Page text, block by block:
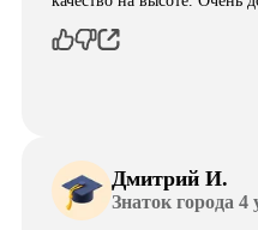
Дмитрий И.
Знаток города 4